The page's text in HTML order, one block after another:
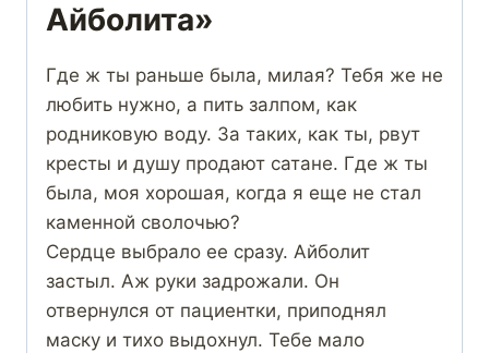
Айболита»
Где ж ты раньше была, милая? Тебя же не
любить нужно, а пить залпом, как
родниковую воду. За таких, как ты, рвут
кресты и душу продают сатане. Где ж ты
была, моя хорошая, когда я еще не стал
каменной сволочью?
Сердце выбрало ее сразу. Айболит
застыл. Аж руки задрожали. Он
отвернулся от пациентки, приподнял
маску и тихо выдохнул. Тебе мало